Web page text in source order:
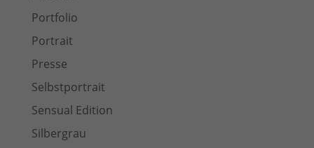
Portfolio
Portrait
Presse
Selbstportrait
Sensual Edition
Silbergrau